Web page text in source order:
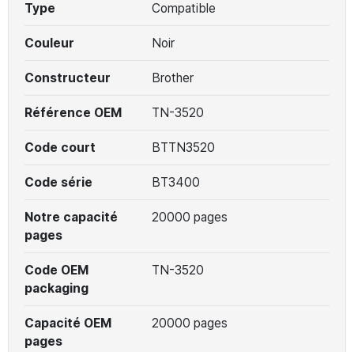
Type Compatible
Couleur Noir
Constructeur Brother
Référence OEM TN-3520
Code court BTTN3520
Code série BT3400
Notre capacité
pages
20000 pages
Code OEM
packaging
TN-3520
Capacité OEM
pages
20000 pages